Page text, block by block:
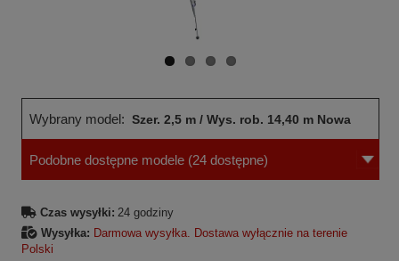
Wybrany model: Szer. 2,5 m / Wys. rob. 14,40 m Nowa
norma
Podobne dostępne modele (24 dostępne)
Czas wysyłki: 24 godziny
Wysyłka: Darmowa wysyłka. Dostawa wyłącznie na terenie
Polski